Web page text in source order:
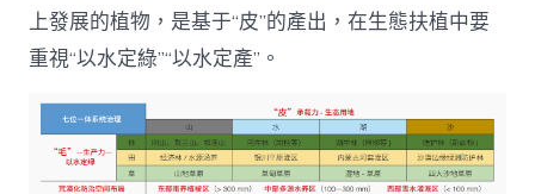
上發展的植物，是基于“皮”的產出，在生態扶植中要
重視“以水定綠”“以水定產”。